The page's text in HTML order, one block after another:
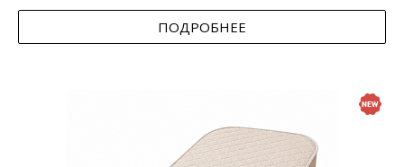
ПОДРОБНЕЕ